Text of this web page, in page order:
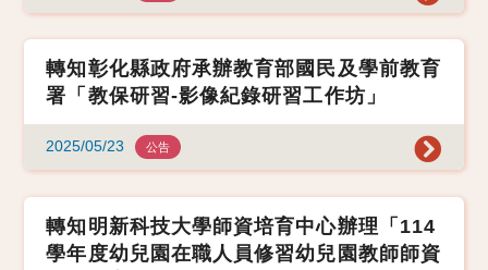
轉知彰化縣政府承辦教育部國民及學前教育
署「教保研習-影像紀錄研習工作坊」
2025/05/23 公告
轉知明新科技大學師資培育中心辦理「114
學年度幼兒園在職人員修習幼兒園教師師資